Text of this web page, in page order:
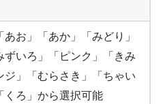
お」「あか」「みどり」
ずいろ」「ピンク」「きみ
ジ」「むらさき」「ちゃい
くろ」から選択可能